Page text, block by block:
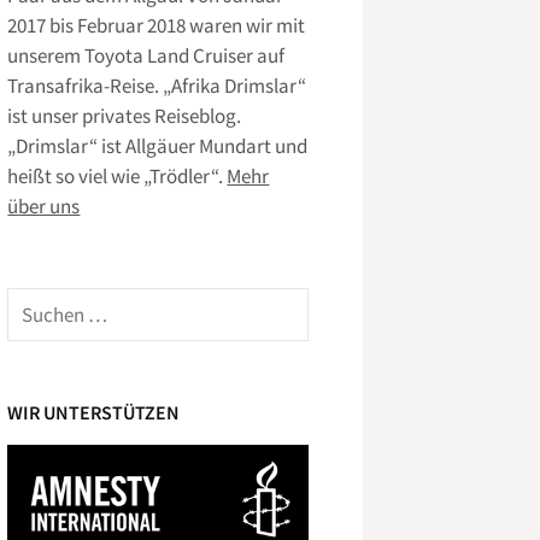
2017 bis Februar 2018 waren wir mit
unserem Toyota Land Cruiser auf
Transafrika-Reise. „Afrika Drimslar“
ist unser privates Reiseblog.
„Drimslar“ ist Allgäuer Mundart und
heißt so viel wie „Trödler“. Mehr
über uns
Suchen
nach:
WIR UNTERSTÜTZEN